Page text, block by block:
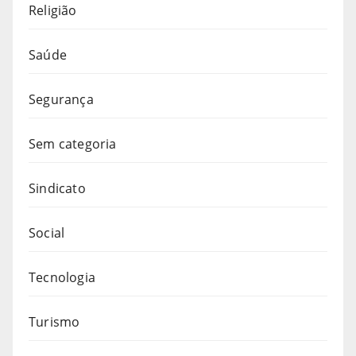
Religião
Saúde
Segurança
Sem categoria
Sindicato
Social
Tecnologia
Turismo